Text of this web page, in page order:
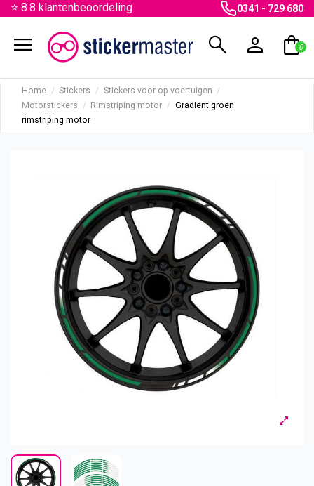
⭐ 8.8 klantenbeoordeling 0341 - 729 680
menu search person shopping_bag
0
Home Stickers
Stickers voor op voertuigen
Motorstickers
Rimstriping motor
Gradient groen
rimstriping motor